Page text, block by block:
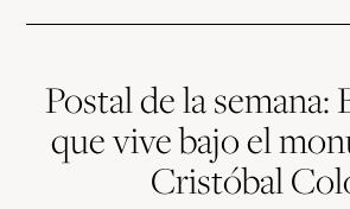
Postal de la semana:
que vive bajo el
Cristóbal